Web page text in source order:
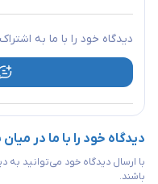
دیدگاه خود را با ما به
دیدگاه خود را با ما در میان
با ارسال دیدگاه خود می‌توانید
باشند.